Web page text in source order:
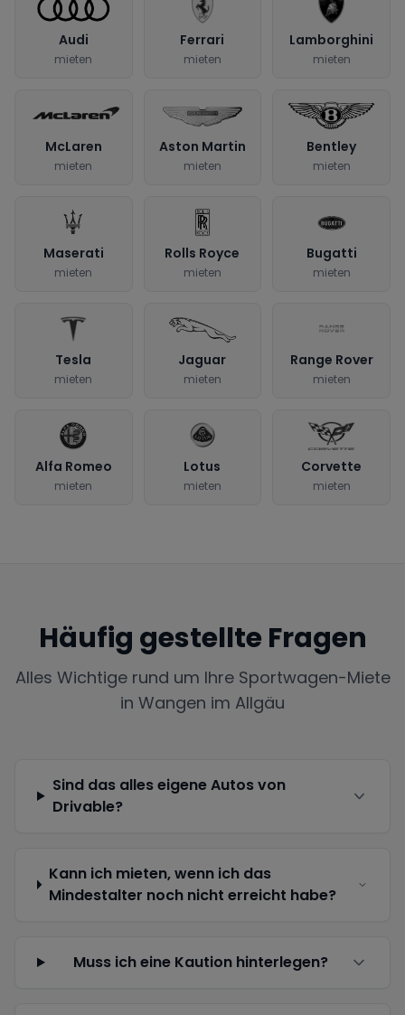
Audi
mieten
Ferrari
mieten
Lamborghini
mieten
McLaren
mieten
Aston Martin
mieten
Bentley
mieten
Maserati
mieten
Rolls Royce
mieten
Bugatti
mieten
Tesla
mieten
Jaguar
mieten
Range Rover
mieten
Alfa Romeo
mieten
Lotus
mieten
Corvette
mieten
Häufig gestellte Fragen
Alles Wichtige rund um Ihre Sportwagen-Miete
in Wangen im Allgäu
Sind das alles eigene Autos von
Drivable?
Kann ich mieten, wenn ich das
Mindestalter noch nicht erreicht habe?
Muss ich eine Kaution hinterlegen?